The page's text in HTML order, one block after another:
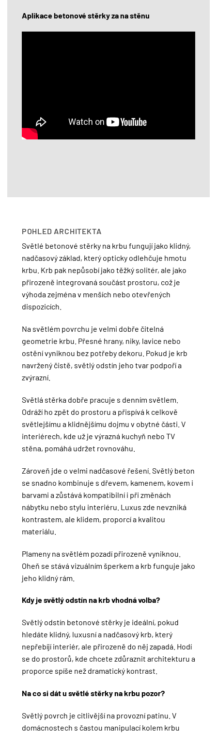
Aplikace betonové stěrky za na stěnu
POHLED ARCHITEKTA
Světlé betonové stěrky na krbu fungují jako klidný,
nadčasový základ, který opticky odlehčuje hmotu
krbu. Krb pak nepůsobí jako těžký solitér, ale jako
přirozeně integrovaná součást prostoru, což je
výhoda zejména v menších nebo otevřených
dispozicích.
Na světlém povrchu je velmi dobře čitelná
geometrie krbu. Přesné hrany, niky, lavice nebo
ostění vyniknou bez potřeby dekoru. Pokud je krb
navržený čistě, světlý odstín jeho tvar podpoří a
zvýrazní.
Světlá stěrka dobře pracuje s denním světlem.
Odráží ho zpět do prostoru a přispívá k celkově
světlejšímu a klidnějšímu dojmu v obytné části. V
interiérech, kde už je výrazná kuchyň nebo TV
stěna, pomáhá udržet rovnováhu.
Zároveň jde o velmi nadčasové řešení. Světlý beton
se snadno kombinuje s dřevem, kamenem, kovem i
barvami a zůstává kompatibilní i při změnách
nábytku nebo stylu interiéru. Luxus zde nevzniká
kontrastem, ale klidem, proporcí a kvalitou
materiálu.
Plameny na světlém pozadí přirozeně vyniknou.
Oheň se stává vizuálním šperkem a krb funguje jako
jeho klidný rám.
Kdy je světlý odstín na krb vhodná volba?
Světlý odstín betonové stěrky je ideální, pokud
hledáte klidný, luxusní a nadčasový krb, který
nepřebíjí interiér, ale přirozeně do něj zapadá. Hodí
se do prostorů, kde chcete zdůraznit architekturu a
proporce spíše než dramatický kontrast.
Na co si dát u světlé stěrky na krbu pozor?
Světlý povrch je citlivější na provozní patinu. V
domácnostech s častou manipulací kolem krbu